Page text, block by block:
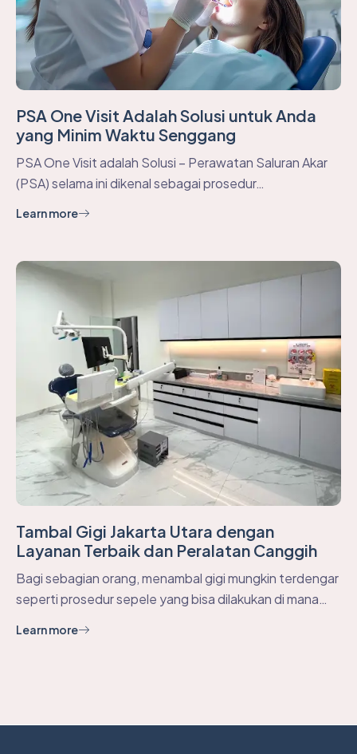
PSA One Visit Adalah Solusi untuk Anda
yang Minim Waktu Senggang
PSA One Visit adalah Solusi – Perawatan Saluran Akar
(PSA) selama ini dikenal sebagai prosedur…
Learn more
Tambal Gigi Jakarta Utara dengan
Layanan Terbaik dan Peralatan Canggih
Bagi sebagian orang, menambal gigi mungkin terdengar
seperti prosedur sepele yang bisa dilakukan di mana…
Learn more